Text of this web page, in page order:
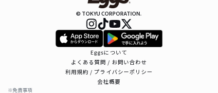
© TOKYU CORPORATION.
Eggsについて
よくある質問 / お問い合わせ
利用規約 / プライバシーポリシー
会社概要
※免責事項